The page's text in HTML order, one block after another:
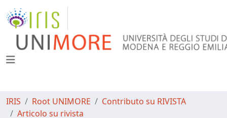
IRIS Root UNIMORE
Contributo su RIVISTA
Articolo su rivista